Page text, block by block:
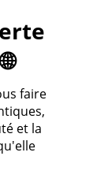
faire
et la